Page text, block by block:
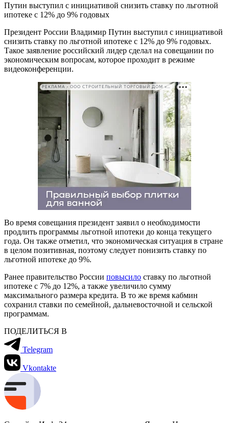
Путин выступил с инициативой снизить ставку по льготной
ипотеке с 12% до 9% годовых
Президент России Владимир Путин выступил с инициативой
снизить ставку по льготной ипотеке с 12% до 9% годовых.
Такое заявление российский лидер сделал на совещании по
экономическим вопросам, которое проходит в режиме
видеоконференции.
РЕКЛАМА • ООО СТРОИТЕЛЬНЫЙ ТОРГОВЫЙ ДОМ «ПЕТРОВИЧ». ИНН: 7802348846
Во время совещания президент заявил о необходимости
продлить программы льготной ипотеки до конца текущего
года. Он также отметил, что экономическая ситуация в стране
в целом позитивная, поэтому следует понизить ставку по
льготной ипотеке до 9%.
Ранее правительство России повысило ставку по льготной
ипотеке с 7% до 12%, а также увеличило сумму
максимального размера кредита. В то же время кабмин
сохранил ставки по семейной, дальневосточной и сельской
программам.
ПОДЕЛИТЬСЯ В
Telegram
Vkontakte